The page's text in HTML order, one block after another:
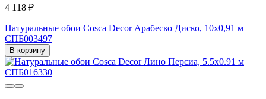
4 118 ₽
Натуральные обои Cosca Decor Арабеско Диско, 10x0,91 м
СПБ003497
В корзину